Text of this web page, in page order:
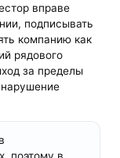
вправе
подписывать
компанию как
рядового
за пределы